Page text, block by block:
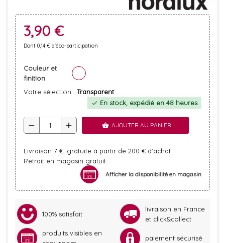
3,90 €
Dont 0,14 € d'éco-participation
Couleur et
finition
Votre sélection : Transparent
check En stock, expédié en 48 heures
remove add shopping_basket AJOUTER AU PANIER
Livraison 7 €, gratuite à partir de 200 € d'achat
Retrait en magasin gratuit
Afficher la disponibilité en magasin
100% satisfait
livraison en France
et click&collect
produits visibles en
paiement sécurisé